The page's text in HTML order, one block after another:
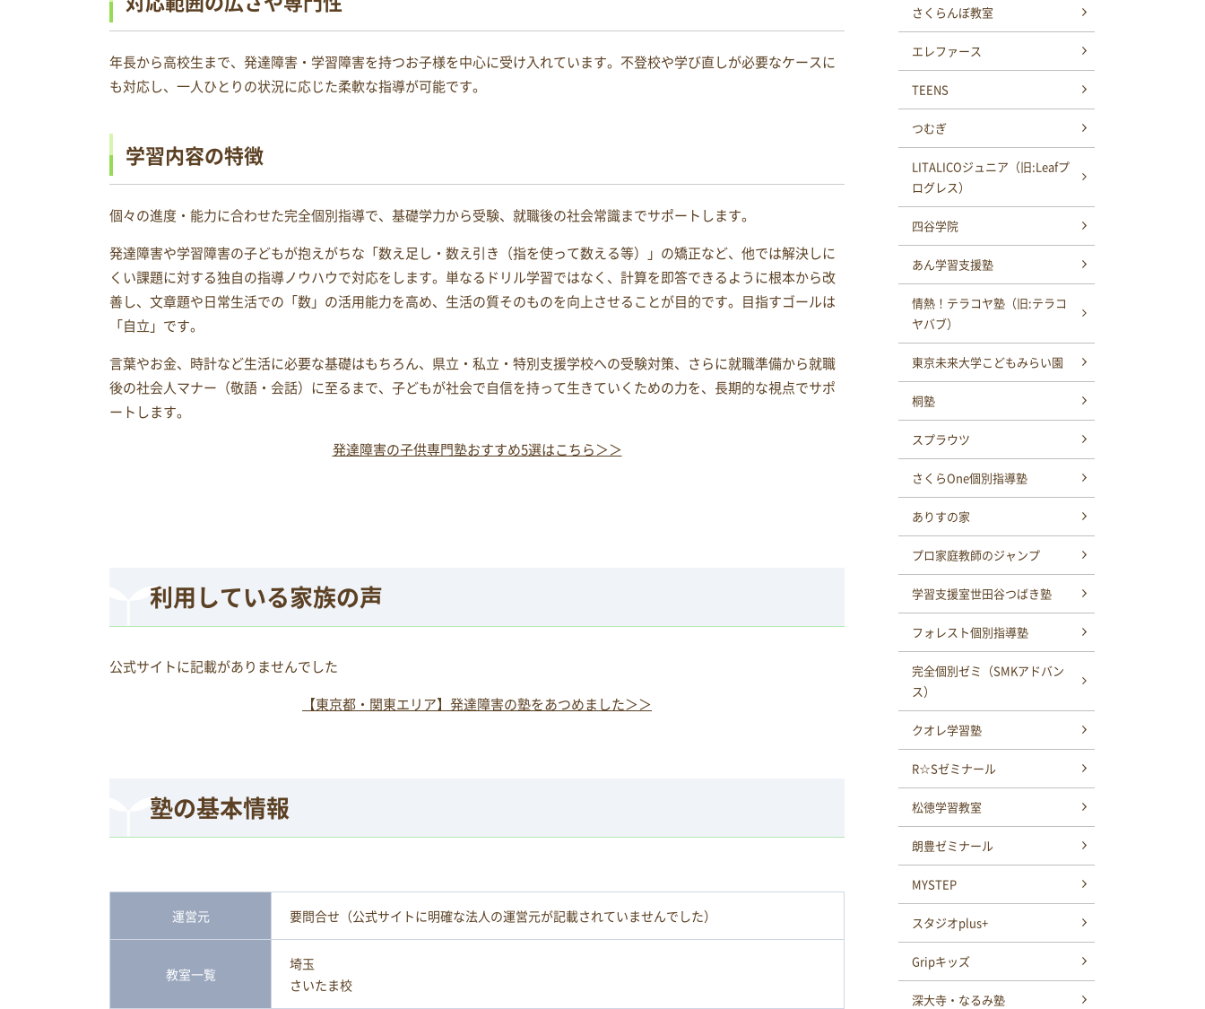
年長から高校生まで、発達障害・学習障害を持つお子様を中心に受け入れています。不登校や学び直しが必要なケースに
も対応し、一人ひとりの状況に応じた柔軟な指導が可能です。
学習内容の特徴
個々の進度・能力に合わせた完全個別指導で、基礎学力から受験、就職後の社会常識までサポートします。
発達障害や学習障害の子どもが抱えがちな「数え足し・数え引き（指を使って数える等）」の矯正など、他では解決しに
くい課題に対する独自の指導ノウハウで対応をします。単なるドリル学習ではなく、計算を即答できるように根本から改
善し、文章題や日常生活での「数」の活用能力を高め、生活の質そのものを向上させることが目的です。目指すゴールは
「自立」です。
言葉やお金、時計など生活に必要な基礎はもちろん、県立・私立・特別支援学校への受験対策、さらに就職準備から就職
後の社会人マナー（敬語・会話）に至るまで、子どもが社会で自信を持って生きていくための力を、長期的な視点でサポ
ートします。
発達障害の子供専門塾おすすめ5選はこちら＞＞
利用している家族の声
公式サイトに記載がありませんでした
【東京都・関東エリア】発達障害の塾をあつめました＞＞
塾の基本情報
運営元 要問合せ（公式サイトに明確な法人の運営元が記載されていませんでした）
教室一覧
埼玉
さいたま校
さくらんぼ教室
エレファース
TEENS
つむぎ
LITALICOジュニア（旧:Leafプ
ログレス）
四谷学院
あん学習支援塾
情熱！テラコヤ塾（旧:テラコ
ヤバブ）
東京未来大学こどもみらい園
桐塾
スプラウツ
さくらOne個別指導塾
ありすの家
プロ家庭教師のジャンプ
学習支援室世田谷つばき塾
フォレスト個別指導塾
完全個別ゼミ（SMKアドバン
ス）
クオレ学習塾
R☆Sゼミナール
松徳学習教室
朗豊ゼミナール
MYSTEP
スタジオplus+
Gripキッズ
深大寺・なるみ塾